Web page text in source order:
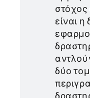
είναι η
δύο